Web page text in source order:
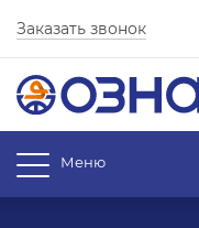
Заказать звонок
Меню